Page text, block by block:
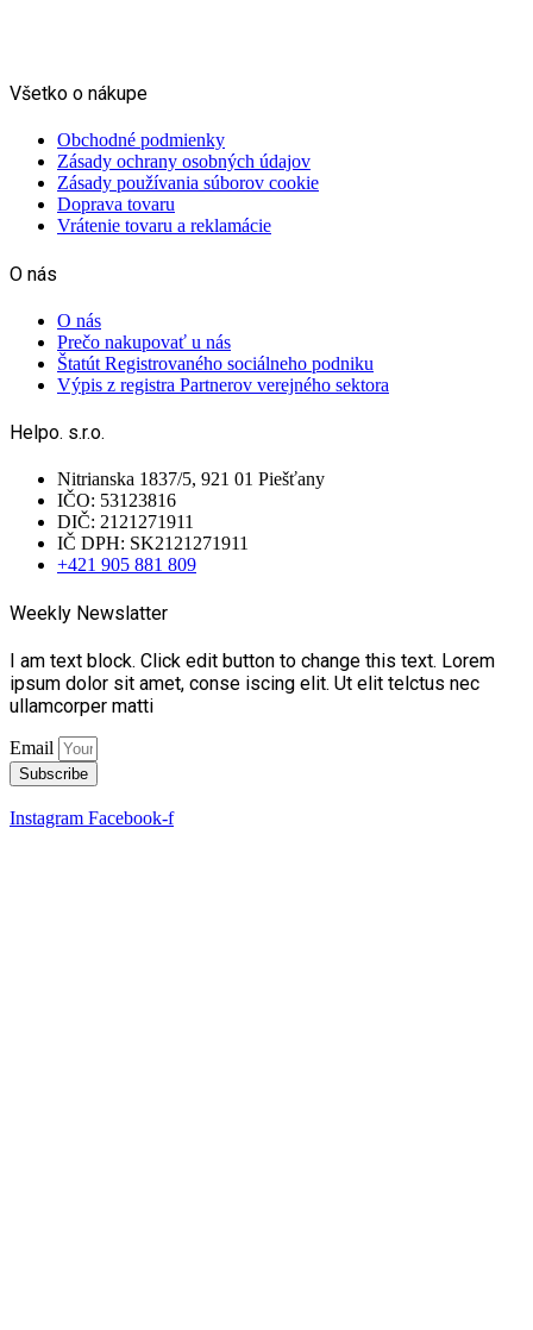
Všetko o nákupe
Obchodné podmienky
Zásady ochrany osobných údajov
Zásady používania súborov cookie
Doprava tovaru
Vrátenie tovaru a reklamácie
O nás
O nás
Prečo nakupovať u nás
Štatút Registrovaného sociálneho podniku
Výpis z registra Partnerov verejného sektora
Helpo. s.r.o.
Nitrianska 1837/5, 921 01 Piešťany
IČO: 53123816
DIČ: 2121271911
IČ DPH: SK2121271911
+421 905 881 809
Weekly Newslatter
I am text block. Click edit button to change this text. Lorem
ipsum dolor sit amet, conse iscing elit. Ut elit telctus nec
ullamcorper matti
Email
Subscribe
Instagram Facebook-f